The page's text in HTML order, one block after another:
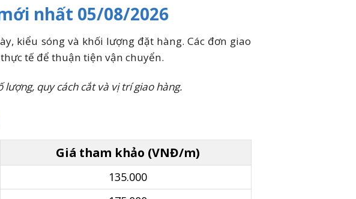
nhất 05/08/2026
kiểu sóng và khối lượng đặt hàng. Các đơn giao
tế để thuận tiện vận chuyển.
quy cách cắt và vị trí giao hàng.
Giá tham khảo (VNĐ/m)
135.000